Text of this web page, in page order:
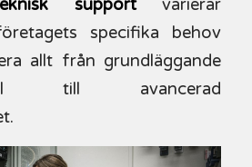
supportvarierar
specifika behov
allt från grundläggande
till avancerad